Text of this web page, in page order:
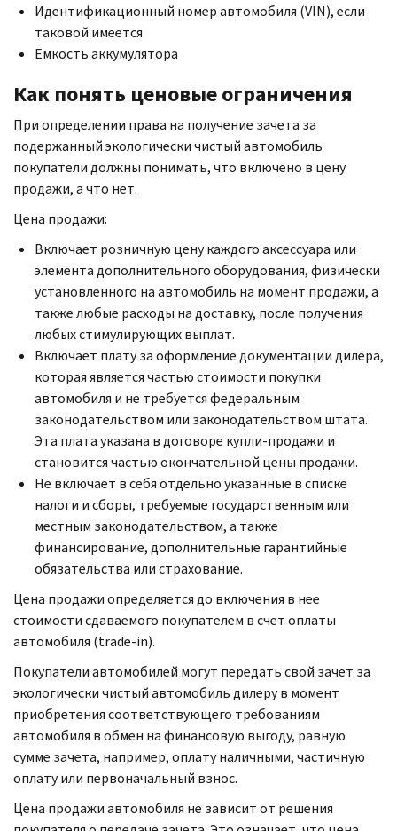
Идентификационный номер автомобиля (VIN), если
таковой имеется
Емкость аккумулятора
Как понять ценовые ограничения
При определении права на получение зачета за
подержанный экологически чистый автомобиль
покупатели должны понимать, что включено в цену
продажи, а что нет.
Цена продажи:
Включает розничную цену каждого аксессуара или
элемента дополнительного оборудования, физически
установленного на автомобиль на момент продажи, а
также любые расходы на доставку, после получения
любых стимулирующих выплат.
Включает плату за оформление документации дилера,
которая является частью стоимости покупки
автомобиля и не требуется федеральным
законодательством или законодательством штата.
Эта плата указана в договоре купли-продажи и
становится частью окончательной цены продажи.
Не включает в себя отдельно указанные в списке
налоги и сборы, требуемые государственным или
местным законодательством, а также
финансирование, дополнительные гарантийные
обязательства или страхование.
Цена продажи определяется до включения в нее
стоимости сдаваемого покупателем в счет оплаты
автомобиля (trade-in).
Покупатели автомобилей могут передать свой зачет за
экологически чистый автомобиль дилеру в момент
приобретения соответствующего требованиям
автомобиля в обмен на финансовую выгоду, равную
сумме зачета, например, оплату наличными, частичную
оплату или первоначальный взнос.
Цена продажи автомобиля не зависит от решения